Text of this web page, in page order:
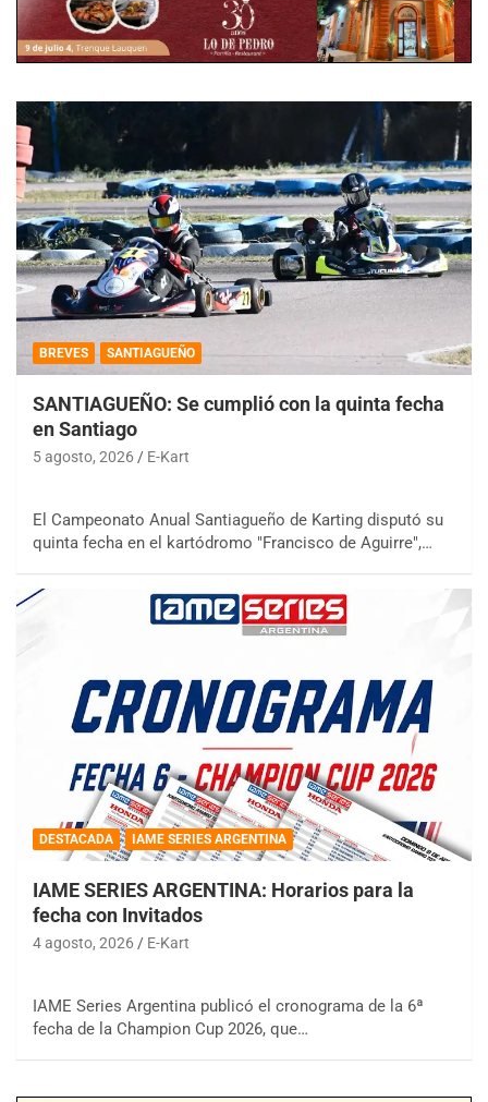
BREVES SANTIAGUEÑO
SANTIAGUEÑO: Se cumplió con la quinta fecha
en Santiago
5 agosto, 2026 E-Kart
El Campeonato Anual Santiagueño de Karting disputó su
quinta fecha en el kartódromo "Francisco de Aguirre",…
DESTACADA IAME SERIES ARGENTINA
IAME SERIES ARGENTINA: Horarios para la
fecha con Invitados
4 agosto, 2026 E-Kart
IAME Series Argentina publicó el cronograma de la 6ª
fecha de la Champion Cup 2026, que…